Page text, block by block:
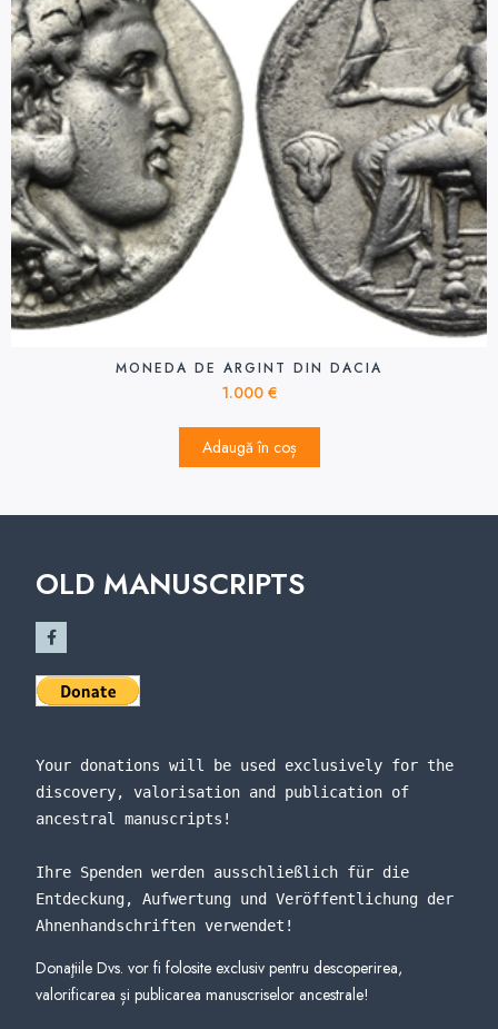
MONEDA DE ARGINT DIN DACIA
1.000 €
Adaugă în coș
OLD MANUSCRIPTS
Your donations will be used exclusively for the
discovery, valorisation and publication of
ancestral manuscripts!
Ihre Spenden werden ausschließlich für die
Entdeckung, Aufwertung und Veröffentlichung der
Ahnenhandschriften verwendet !
Donaţiile Dvs. vor fi folosite exclusiv pentru descoperirea,
valorificarea și publicarea manuscriselor ancestrale!